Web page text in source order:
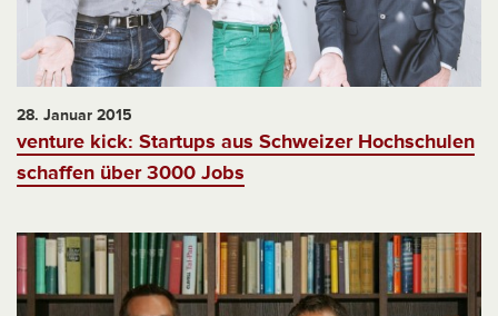
28. Januar 2015
venture kick: Startups aus Schweizer Hochschulen
schaffen über 3000 Jobs